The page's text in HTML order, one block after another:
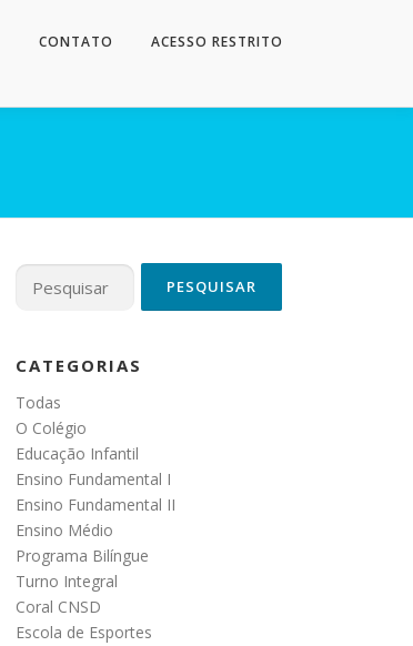
CONTATO ACESSO RESTRITO
Pesquisar
por:
CATEGORIAS
Todas
O Colégio
Educação Infantil
Ensino Fundamental I
Ensino Fundamental II
Ensino Médio
Programa Bilíngue
Turno Integral
Coral CNSD
Escola de Esportes